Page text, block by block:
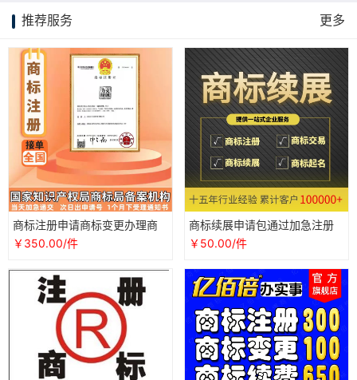
推荐服务 更多
商标注册申请商标变更办理商
标续展商标转让软件著作权代
￥350.00/件
商标续展申请包通过加急注册
提交专业查询商标变更转让当
￥50.00/件